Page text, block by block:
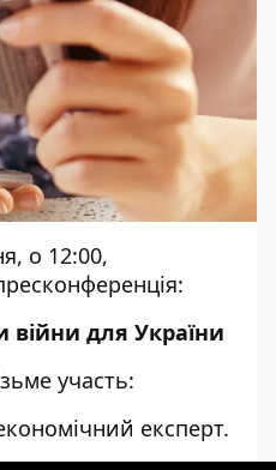
о 12:00,
війни для України
участь:
експерт.